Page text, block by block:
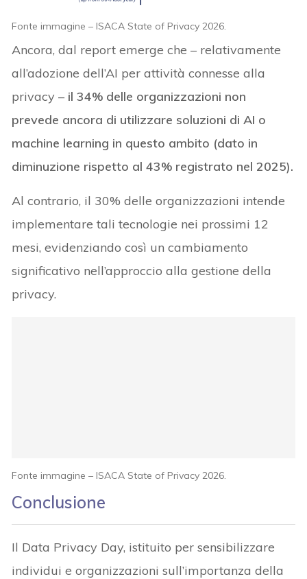
Fonte immagine – ISACA State of Privacy 2026.
Ancora, dal report emerge che – relativamente
all’adozione dell’AI per attività connesse alla
privacy – il 34% delle organizzazioni non
prevede ancora di utilizzare soluzioni di AI o
machine learning in questo ambito (dato in
diminuzione rispetto al 43% registrato nel 2025).
Al contrario, il 30% delle organizzazioni intende
implementare tali tecnologie nei prossimi 12
mesi, evidenziando così un cambiamento
significativo nell’approccio alla gestione della
privacy.
Fonte immagine – ISACA State of Privacy 2026.
Conclusione
Il Data Privacy Day, istituito per sensibilizzare
individui e organizzazioni sull’importanza della